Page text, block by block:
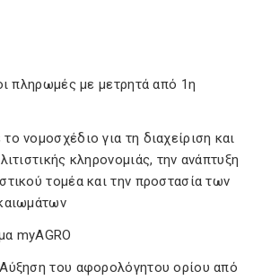
πληρωμές με μετρητά από 1η
νομοσχέδιο για τη διαχείριση και
κληρονομιάς, την ανάπτυξη
τομέα και την προστασία των
myAGRO
του αφορολόγητου ορίου από